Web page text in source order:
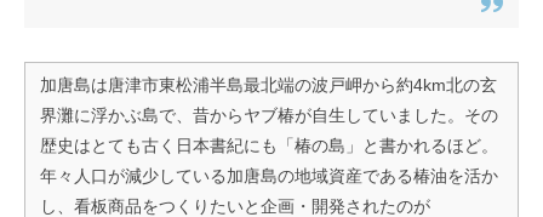
加唐島は唐津市東松浦半島最北端の波戸岬から約4km北の玄
界灘に浮かぶ島で、昔からヤブ椿が自生していました。その
歴史はとても古く日本書紀にも「椿の島」と書かれるほど。
年々人口が減少している加唐島の地域資産である椿油を活か
し、看板商品をつくりたいと企画・開発されたのが